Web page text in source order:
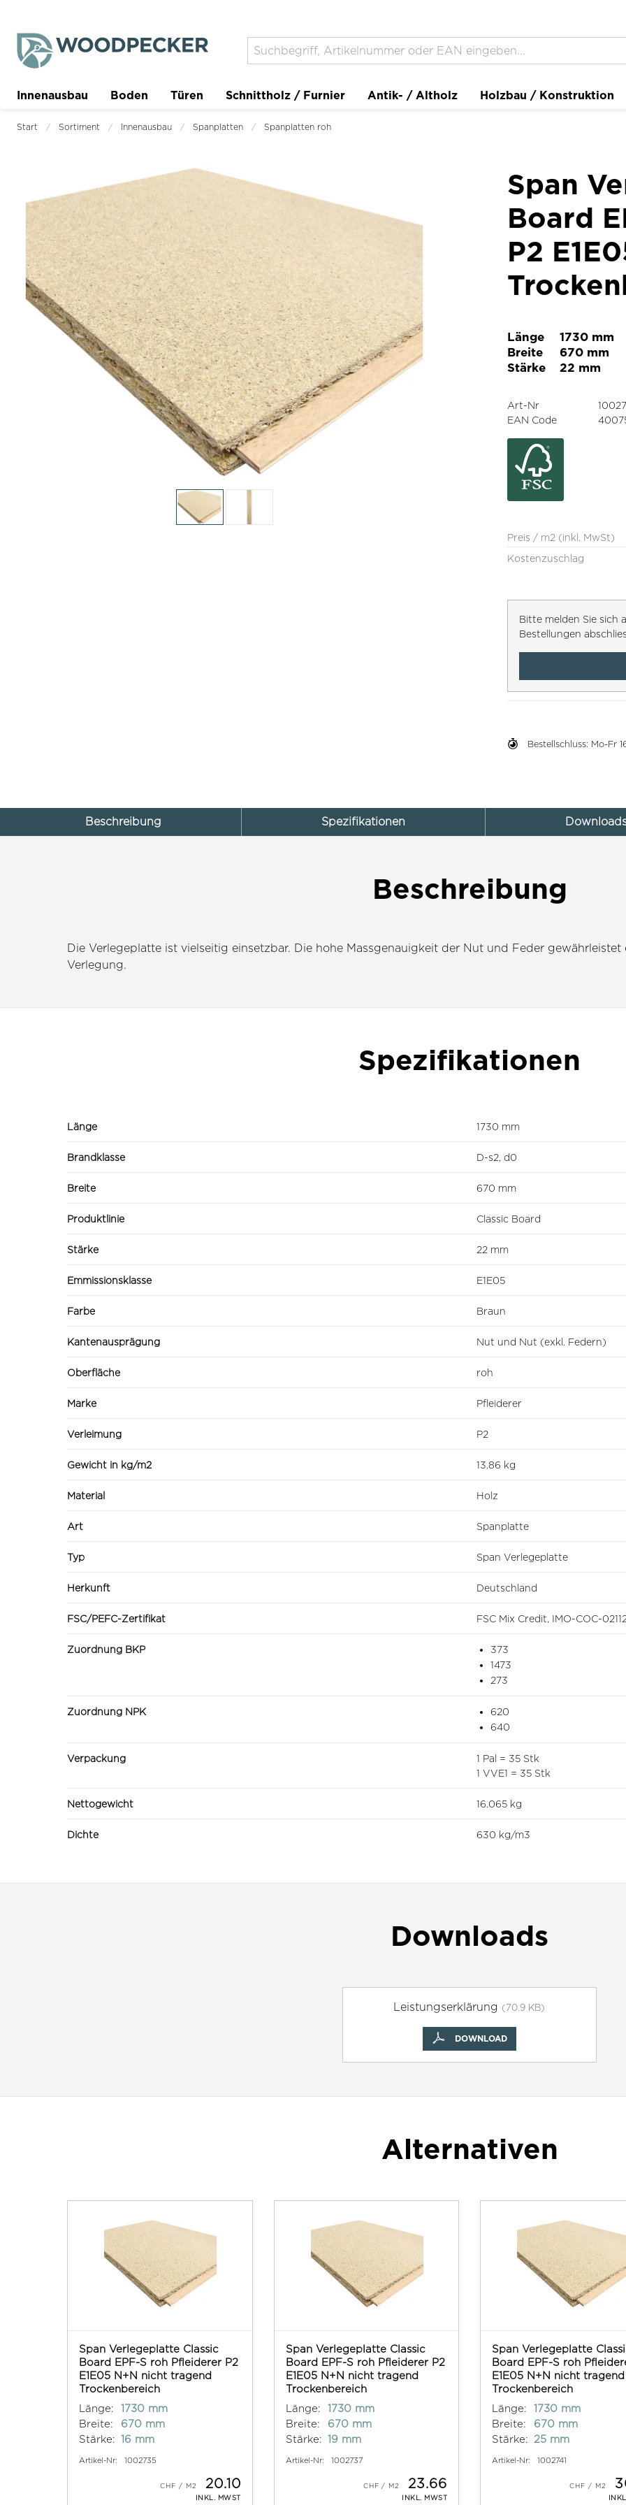
Innenausbau Boden Türen Schnittholz / Furnier Antik- / Altholz Holzbau / Konstruktion
Trockenbau Planer
Start Sortiment Innenausbau Spanplatten Spanplatten roh
Span
Board
P2
Länge
1730 mm
Breite
670 mm
Stärke
22 mm
Preis / m2 (inkl. MwSt)
Kostenzuschlag
Bitte melden Sie sich
Bestellungen
Bestellschluss: Mo-Fr
Art-Nr
EAN Code
Beschreibung Spezifikationen
Beschreibung
Die Verlegeplatte ist vielseitig einsetzbar. Die hohe Massgenauigkeit der Nut und Feder
Verlegung.
Spezifikationen
Länge 1730 mm
Brandklasse D-s2, d0
Breite 670 mm
Produktlinie Classic Board
Stärke 22 mm
Emmissionsklasse E1E05
Farbe Braun
Kantenausprägung Nut und Nut (exkl. Federn)
Oberfläche roh
Marke Pfleiderer
Verleimung P2
Gewicht in kg/m2 13.86 kg
Material Holz
Art Spanplatte
Typ Span Verlegeplatte
Herkunft Deutschland
FSC/PEFC-Zertifikat FSC Mix Credit, IMO-COC-
Zuordnung BKP
373
1473
273
Zuordnung NPK
620
640
Verpackung
1 Pal = 35 Stk
1 VVE1 = 35 Stk
Nettogewicht 16.065 kg
Dichte 630 kg/m3
Downloads
Leistungserklärung (70.9 KB)
DOWNLOAD
Alternativen
Span Verlegeplatte Classic
Board EPF-S roh Pfleiderer P2
E1E05 N+N nicht tragend
Trockenbereich
Länge:
1730 mm
Breite:
670 mm
Stärke: 16 mm
Artikel-Nr: 1002735
20.10
INKL. MWST
Span Verlegeplatte Classic
Board EPF-S roh Pfleiderer P2
E1E05 N+N nicht tragend
Trockenbereich
Länge:
1730 mm
Breite:
670 mm
Stärke: 19 mm
Artikel-Nr: 1002737
23.66
INKL. MWST
Span Verlegeplatte
Board EPF-S roh
E1E05 N+N nicht tragend
Trockenbereich
Länge:
1730 mm
Breite:
670 mm
Stärke:
25 mm
Artikel-Nr: 1002741